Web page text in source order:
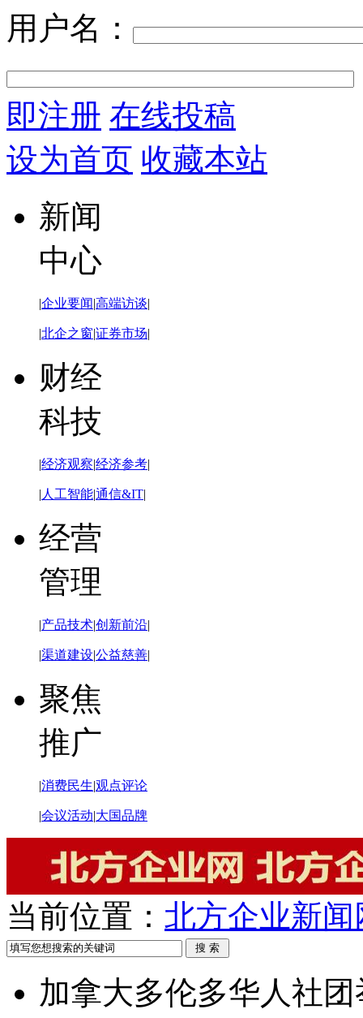
用户名：
即注册 在线投稿
设为首页 收藏本站
新闻
中心
|企业要闻|高端访谈|
|北企之窗|证券市场|
财经
科技
|经济观察|经济参考|
| 人工智能|通信&IT|
经营
管理
|产品技术|创新前沿|
|渠道建设|公益慈善|
聚焦
推广
|消费民生|观点评论
|会议活动|大国品牌
当前位置： 北方企业新闻
加拿大多伦多华人社